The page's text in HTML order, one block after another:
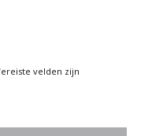
velden zijn